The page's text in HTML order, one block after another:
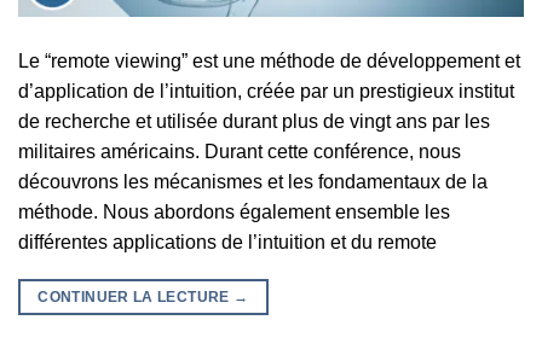
Le “remote viewing” est une méthode de développement et
d’application de l’intuition, créée par un prestigieux institut
de recherche et utilisée durant plus de vingt ans par les
militaires américains. Durant cette conférence, nous
découvrons les mécanismes et les fondamentaux de la
méthode. Nous abordons également ensemble les
différentes applications de l’intuition et du remote
CONTINUER LA LECTURE →